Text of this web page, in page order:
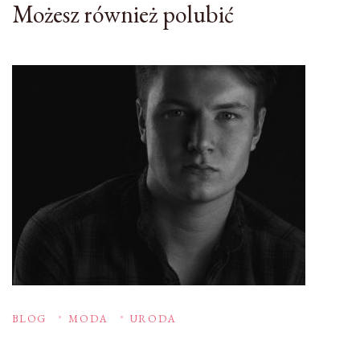
Możesz również polubić
BLOG MODA URODA